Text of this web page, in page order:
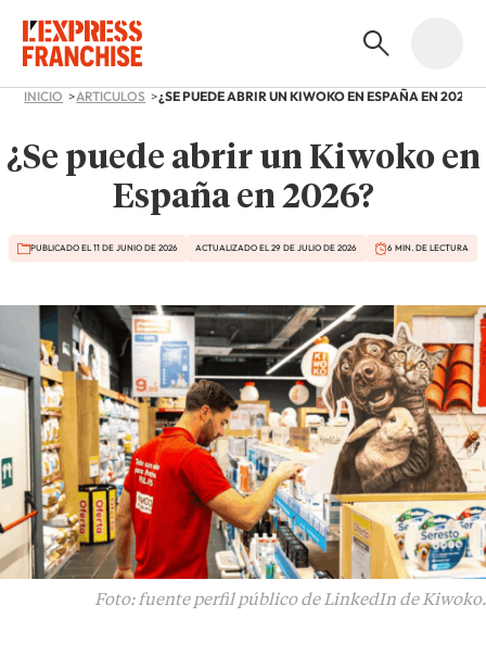
INICIO ARTICULOS ¿SE PUEDE ABRIR UN KIWOKO EN ESPAÑA EN 2026?
¿Se puede abrir un Kiwoko en
España en 2026?
PUBLICADO EL 11 DE JUNIO DE 2026 ACTUALIZADO EL 29 DE JULIO DE 2026 6 MIN. DE LECTURA
Foto: fuente perfil público de LinkedIn de Kiwoko.